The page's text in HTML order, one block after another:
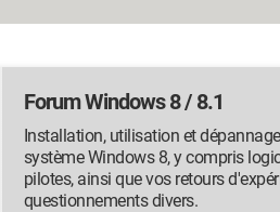
Forum Windows 8 / 8.1
Installation, utilisation et
système Windows 8, y compris
pilotes, ainsi que vos retours
questionnements divers.